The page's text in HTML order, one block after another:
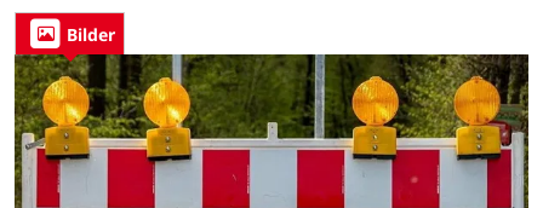
Bilder